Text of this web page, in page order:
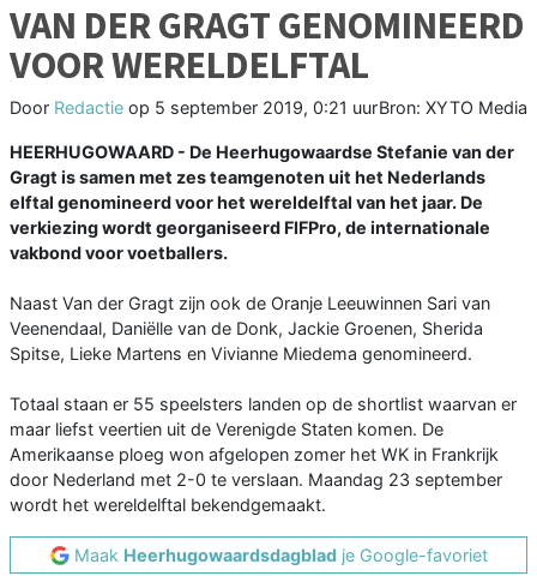
VAN DER GRAGT GENOMINEERD
VOOR WERELDELFTAL
Door Redactie op 5 september 2019, 0:21 uurBron: XYTO Media
HEERHUGOWAARD - De Heerhugowaardse Stefanie van der
Gragt is samen met zes teamgenoten uit het Nederlands
elftal genomineerd voor het wereldelftal van het jaar. De
verkiezing wordt georganiseerd FIFPro, de internationale
vakbond voor voetballers.
Naast Van der Gragt zijn ook de Oranje Leeuwinnen Sari van
Veenendaal, Daniëlle van de Donk, Jackie Groenen, Sherida
Spitse, Lieke Martens en Vivianne Miedema genomineerd.
Totaal staan er 55 speelsters landen op de shortlist waarvan er
maar liefst veertien uit de Verenigde Staten komen. De
Amerikaanse ploeg won afgelopen zomer het WK in Frankrijk
door Nederland met 2-0 te verslaan. Maandag 23 september
wordt het wereldelftal bekendgemaakt.
Maak Heerhugowaardsdagbladje Google-favoriet